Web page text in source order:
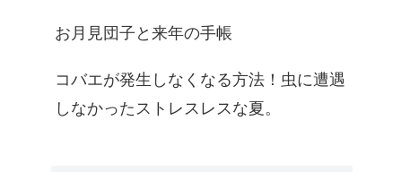
お月見団子と来年の手帳
コバエが発生しなくなる方法！虫に遭遇
しなかったストレスレスな夏。